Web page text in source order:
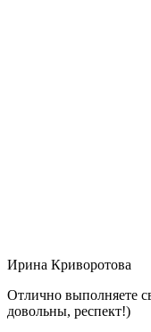
Ирина Криворотова
Отлично выполняете
довольны, респект!)